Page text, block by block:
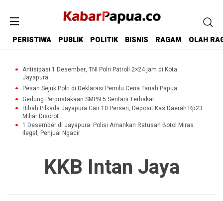
PERISTIWA PUBLIK POLITIK BISNIS RAGAM OLAH
Antisipasi 1 Desember, TNI Polri Patroli 2×24 jam di Kota
Jayapura
Pesan Sejuk Polri di Deklarasi Pemilu Ceria Tanah Papua
Gedung Perpustakaan SMPN 5 Sentani Terbakar
Hibah Pilkada Jayapura Cair 10 Persen, Deposit Kas Daerah Rp23
Miliar Disorot
1 Desember di Jayapura: Polisi Amankan Ratusan Botol Miras
Ilegal, Penjual Ngacir
KKB Intan Jaya